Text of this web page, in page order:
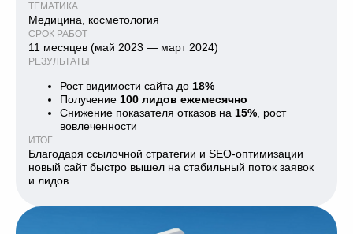
ТЕМАТИКА
Медицина, косметология
СРОК РАБОТ
11 месяцев (май 2023 — март 2024)
РЕЗУЛЬТАТЫ
Рост видимости сайта до 18%
Получение 100 лидов ежемесячно
Снижение показателя отказов на 15% , рост
вовлеченности
ИТОГ
Благодаря ссылочной стратегии и SEO-оптимизации
новый сайт быстро вышел на стабильный поток заявок
и лидов